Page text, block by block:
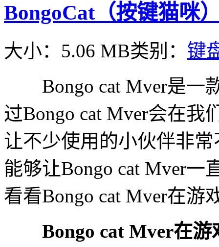
BongoCat（按键猫咪
大小：5.06 MB类别： 键
Bongo cat Mver是一
过Bongo cat Mver会在
让不少使用的小伙伴非
能够让Bongo cat Mver
看看Bongo cat Mver在游
Bongo cat Mver在游